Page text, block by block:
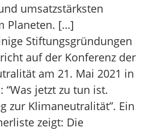
umsatzstärksten
Planeten. […]
Stiftungsgründungen
auf der Konferenz der
am 21. Mai 2021 in
“Was jetzt zu tun ist.
zur Klimaneutralität”. Ein
zeigt: Die